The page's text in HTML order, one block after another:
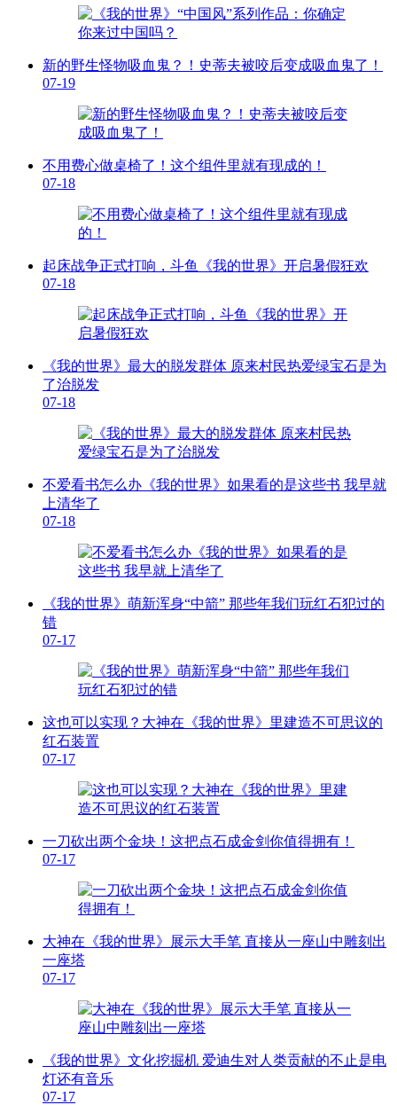
新的野生怪物吸血鬼？！史蒂夫被咬后变成吸血鬼了！
07-19
不用费心做桌椅了！这个组件里就有现成的！
07-18
起床战争正式打响，斗鱼《我的世界》开启暑假狂欢
07-18
《我的世界》最大的脱发群体 原来村民热爱绿宝石是为
了治脱发
07-18
不爱看书怎么办《我的世界》如果看的是这些书 我早就
上清华了
07-18
《我的世界》萌新浑身“中箭” 那些年我们玩红石犯过的
错
07-17
这也可以实现？大神在《我的世界》里建造不可思议的
红石装置
07-17
一刀砍出两个金块！这把点石成金剑你值得拥有！
07-17
大神在《我的世界》展示大手笔 直接从一座山中雕刻出
一座塔
07-17
《我的世界》文化挖掘机 爱迪生对人类贡献的不止是电
灯还有音乐
07-17